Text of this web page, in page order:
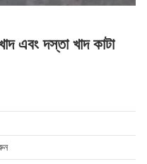
এবং দস্তা খাদ কাটা